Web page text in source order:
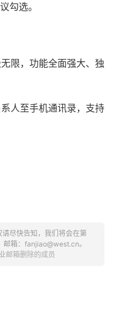
勾选。
限，功能全面强大、独
人至手机通讯录，支持
尽快告知，我们将会在第
箱：fanjiao@west.cn。
邮箱删除的成员